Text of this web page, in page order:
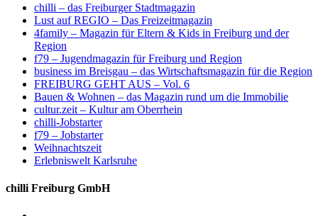
chilli – das Freiburger Stadtmagazin
Lust auf REGIO – Das Freizeitmagazin
4family – Magazin für Eltern & Kids in Freiburg und der
Region
f79 – Jugendmagazin für Freiburg und Region
business im Breisgau – das Wirtschaftsmagazin für die Region
FREIBURG GEHT AUS – Vol. 6
Bauen & Wohnen – das Magazin rund um die Immobilie
cultur.zeit – Kultur am Oberrhein
chilli-Jobstarter
f79 – Jobstarter
Weihnachtszeit
Erlebniswelt Karlsruhe
chilli Freiburg GmbH